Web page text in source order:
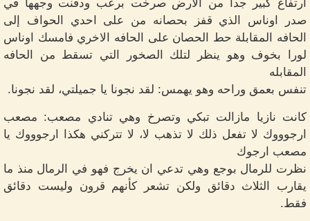
ارتفاع كبير جدا من الأرض صرخت برعب ودفنت وجهها في
صدر اوناس الذي قفز بحصانه من على احدي الحواف إلى
الحافه المقابلة حط الحصان على الحافه الاخري فامسك اوناس
لورا بخوف وهو ينظر لتلك الصخور التي تسقط من الحافه
المقابله
تنفس بعمق وراحه وهو يهمس: لقد نجونا يا جميلتي، لقد نجونا.
كانت نازيا مازالت تبكي وتصرخ وهي تنادي مصعب: مصعب
ارجوووك لا تفعل ذلك لا تذهب لا، لا تتركني هكذا ارجوووك يا
مصعب ارجوك
نظرت للرمال بوجع وهي تدعي ان يخرج فهو في الرمال منذ ما
يقارب الثلاث دقائق ولكن تشعر كأنهم قرون وليست دقائق
فقط.